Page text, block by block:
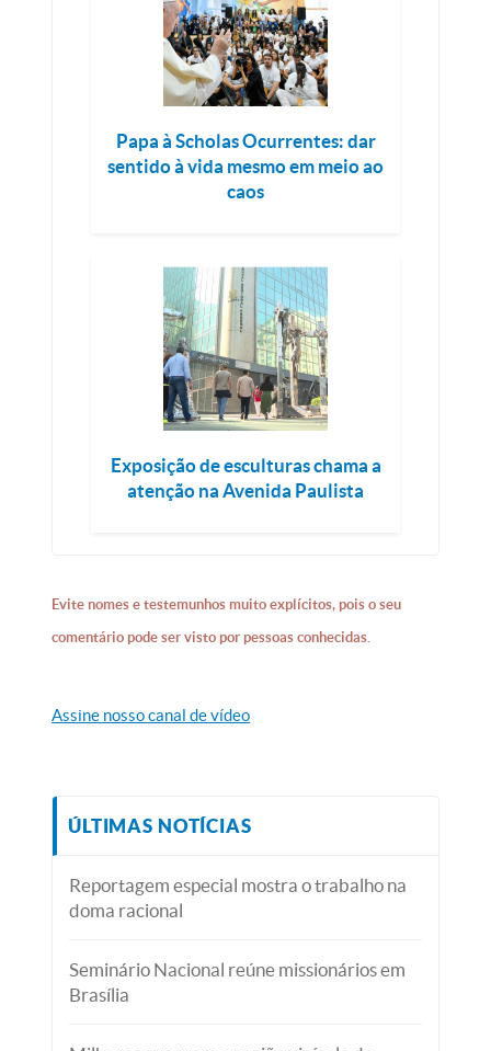
Papa à Scholas Ocurrentes: dar
sentido à vida mesmo em meio ao
caos
Exposição de esculturas chama a
atenção na Avenida Paulista
Evite nomes e testemunhos muito explícitos, pois o seu
comentário pode ser visto por pessoas conhecidas.
Assine nosso canal de vídeo
ÚLTIMAS NOTÍCIAS
Reportagem especial mostra o trabalho na
doma racional
Seminário Nacional reúne missionários em
Brasília